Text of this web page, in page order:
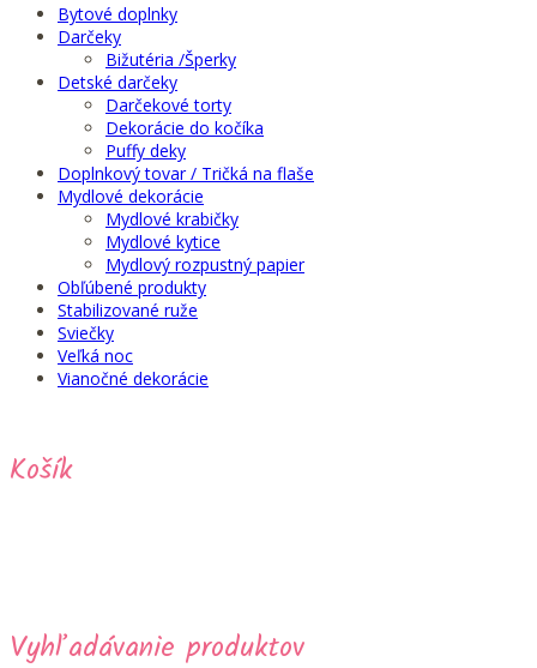
Bytové doplnky
Darčeky
Bižutéria /Šperky
Detské darčeky
Darčekové torty
Dekorácie do kočíka
Puffy deky
Doplnkový tovar / Tričká na flaše
Mydlové dekorácie
Mydlové krabičky
Mydlové kytice
Mydlový rozpustný papier
Obľúbené produkty
Stabilizované ruže
Sviečky
Veľká noc
Vianočné dekorácie
Košík
Vyhľadávanie produktov